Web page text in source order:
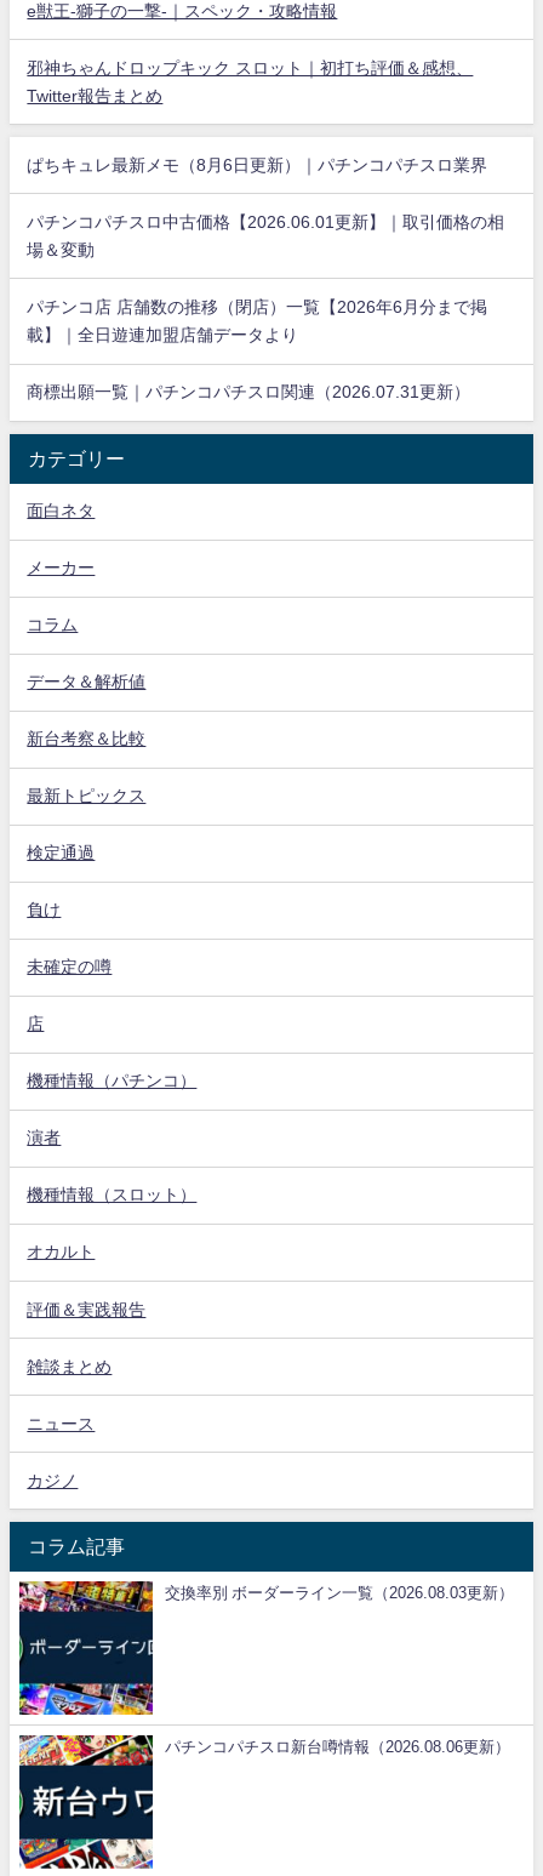
e獣王-獅子の一撃-｜スペック・攻略情報
邪神ちゃんドロップキック スロット｜初打ち評価＆感想、
Twitter報告まとめ
ぱちキュレ最新メモ（8月6日更新）｜パチンコパチスロ業界
パチンコパチスロ中古価格【2026.06.01更新】｜取引価格の相
場＆変動
パチンコ店 店舗数の推移（閉店）一覧【2026年6月分まで掲
載】｜全日遊連加盟店舗データより
商標出願一覧｜パチンコパチスロ関連（2026.07.31更新）
カテゴリー
面白ネタ
メーカー
コラム
データ＆解析値
新台考察＆比較
最新トピックス
検定通過
負け
未確定の噂
店
機種情報（パチンコ）
演者
機種情報（スロット）
オカルト
評価＆実践報告
雑談まとめ
ニュース
カジノ
コラム記事
交換率別 ボーダーライン一覧（2026.08.03更新）
パチンコパチスロ新台噂情報（2026.08.06更新）